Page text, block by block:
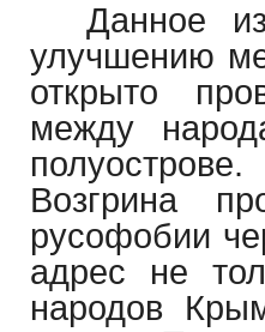
Данное
улучшению
открыто
между
Возгрина
русофобии
адрес не
народов